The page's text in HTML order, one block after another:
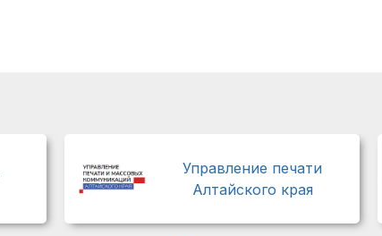
Управление печати
Алтайского края